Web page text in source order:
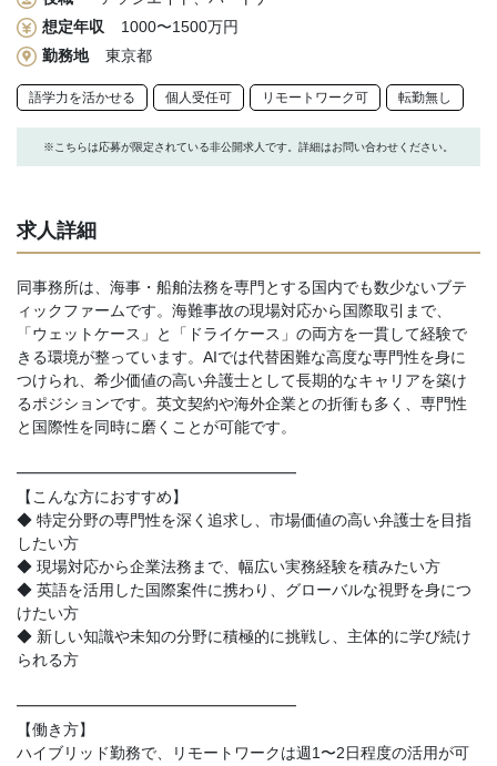
想定年収
1000〜1500万円
勤務地
東京都
語学力を活かせる 個人受任可 リモートワーク可 転勤無し
※こちらは応募が限定されている非公開求人です。詳細はお問い合わせください。
求人詳細
同事務所は、海事・船舶法務を専門とする国内でも数少ないブテ
ィックファームです。海難事故の現場対応から国際取引まで、
「ウェットケース」と「ドライケース」の両方を一貫して経験で
きる環境が整っています。AIでは代替困難な高度な専門性を身に
つけられ、希少価値の高い弁護士として長期的なキャリアを築け
るポジションです。英文契約や海外企業との折衝も多く、専門性
と国際性を同時に磨くことが可能です。
━━━━━━━━━━━━━━━━━━
【こんな方におすすめ】
◆ 特定分野の専門性を深く追求し、市場価値の高い弁護士を目指
したい方
◆ 現場対応から企業法務まで、幅広い実務経験を積みたい方
◆ 英語を活用した国際案件に携わり、グローバルな視野を身につ
けたい方
◆ 新しい知識や未知の分野に積極的に挑戦し、主体的に学び続け
られる方
━━━━━━━━━━━━━━━━━━
【働き方】
ハイブリッド勤務で、リモートワークは週1〜2日程度の活用が可